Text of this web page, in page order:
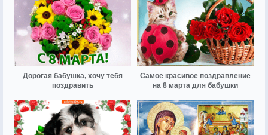
Дорогая бабушка, хочу тебя
поздравить
Самое красивое поздравление
на 8 марта для бабушки